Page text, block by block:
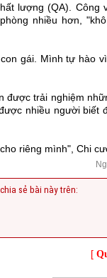
lượng (QA). Công
nhiều hơn,
gái. Mình tự hào
được trải nghiệm
nhiều người biết
riêng mình", Chi
sẻ bài này trên:
[